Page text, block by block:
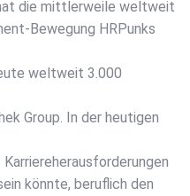
die mittlerweile weltweit
Bewegung HRPunks
weltweit 3.000
Group. In der heutigen
könnte, beruflich den